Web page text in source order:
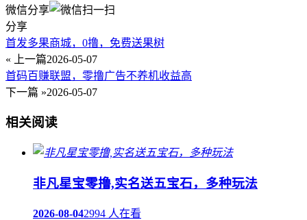
微信分享
分享
首发多果商城，0撸，免费送果树
« 上一篇2026-05-07
首码百赚联盟，零撸广告不养机收益高
下一篇 »2026-05-07
相关阅读
非凡星宝零撸,实名送五宝石，多种玩法
2026-08-042994 人在看